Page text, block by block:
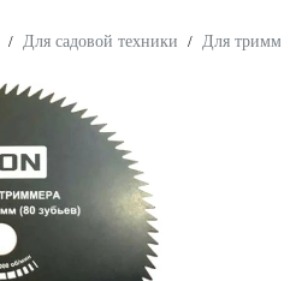
/ Для садовой техники / Для